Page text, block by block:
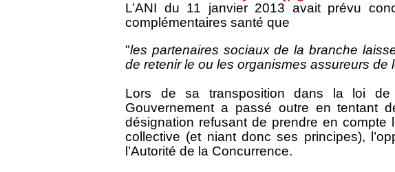
L’ANI du 11 janvier 2013 avait prévu
complémentaires santé que
"les partenaires sociaux de la branche
de retenir le ou les organismes assureurs de
Lors de sa transposition dans la loi de
Gouvernement a passé outre en tentant
désignation refusant de prendre en compte
collective (et niant donc ses principes),
l’Autorité de la Concurrence.